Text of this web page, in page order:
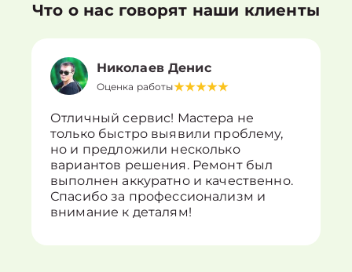
Что о нас говорят наши клиенты
Николаев Денис
Оценка работы
Отличный сервис! Мастера не
только быстро выявили проблему,
но и предложили несколько
вариантов решения. Ремонт был
выполнен аккуратно и качественно.
Спасибо за профессионализм и
внимание к деталям!